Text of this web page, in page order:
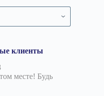
клиенты
месте! Будь